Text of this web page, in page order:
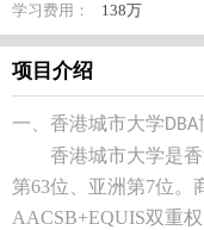
学习费用： 138万
项目介绍
一、香港城市大学DBA
香港城市大学是香
第63位、亚洲第7位。
AACSB+EQUIS双重权